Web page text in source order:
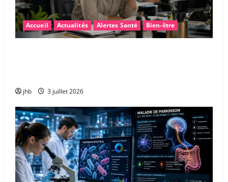
Accueil Actualités Alertes Santé Bien-être
jhb 3 juillet 2026